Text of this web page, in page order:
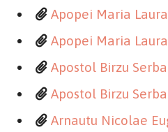
Apopei Maria
Apopei Maria
Apostol Birzu
Apostol Birzu
Arnautu Nicolae